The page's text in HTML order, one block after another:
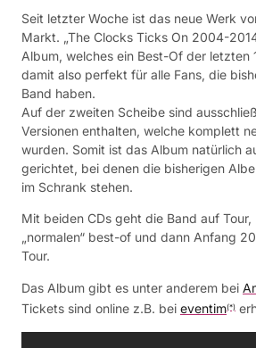
Seit letzter Woche ist das neue Werk
Markt. „The Clocks Ticks On 2004-
Album, welches ein Best-Of der letzten
damit also perfekt für alle Fans, die
Band haben.
Auf der zweiten Scheibe sind
Versionen enthalten, welche komplett
wurden. Somit ist das Album natürlich
gerichtet, bei denen die bisherigen
im Schrank stehen.
Mit beiden CDs geht die Band auf
„normalen“ best-of und dann Anfang
Tour.
Das Album gibt es unter anderem bei
Tickets sind online z.B. bei eventim(*)